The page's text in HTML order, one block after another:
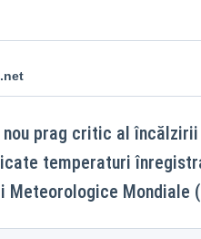
nou prag critic al
temperaturi
Meteorologice Mondiale